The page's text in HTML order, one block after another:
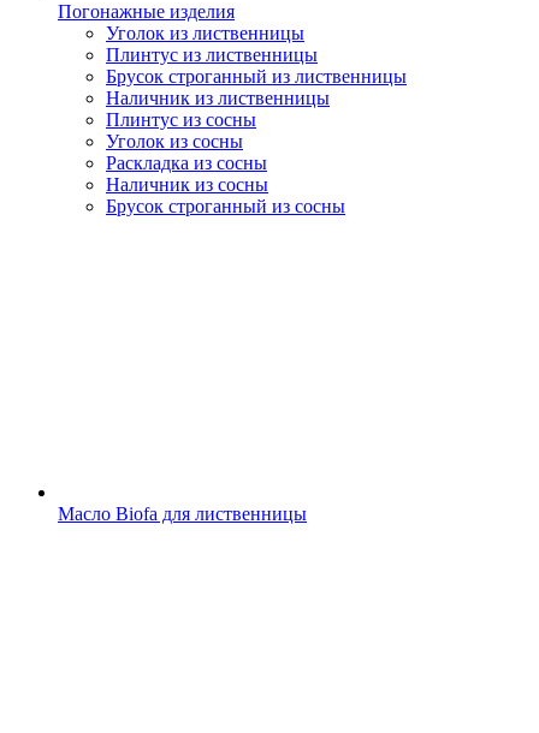
Погонажные изделия
Уголок из лиственницы
Плинтус из лиственницы
Брусок строганный из лиственницы
Наличник из лиственницы
Плинтус из сосны
Уголок из сосны
Раскладка из сосны
Наличник из сосны
Брусок строганный из сосны
Масло Biofa для лиственницы